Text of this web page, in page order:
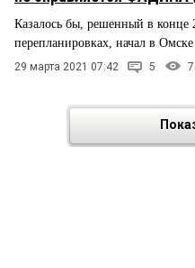
Казалось бы, решенный в конце
перепланировках, начал в
29 марта 2021 07:42 5